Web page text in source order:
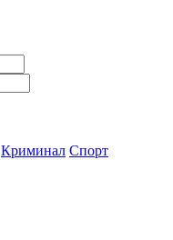
Криминал Спорт